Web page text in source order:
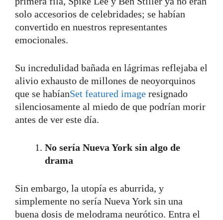
solo accesorios de celebridades; se habían
convertido en nuestros representantes
emocionales.
Su incredulidad bañada en lágrimas reflejaba el
alivio exhausto de millones de neoyorquinos
que se habíanSet featured image resignado
silenciosamente al miedo de que podrían morir
antes de ver este día.
No sería Nueva York sin algo de
drama
Sin embargo, la utopía es aburrida, y
simplemente no sería Nueva York sin una
buena dosis de melodrama neurótico. Entra el